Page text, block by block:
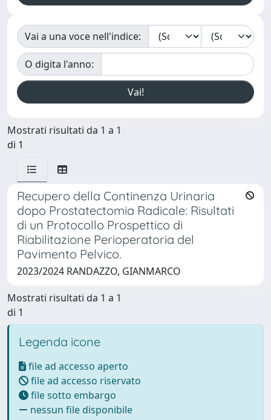
Vai a una voce nell'indice:
O digita l'anno:
Mostrati risultati da 1 a 1
di 1
Recupero della Continenza Urinaria
dopo Prostatectomia Radicale: Risultati
di un Protocollo Prospettico di
Riabilitazione Perioperatoria del
Pavimento Pelvico.
2023/2024 RANDAZZO, GIANMARCO
Mostrati risultati da 1 a 1
di 1
Legenda icone
file ad accesso aperto
file ad accesso riservato
file sotto embargo
nessun file disponibile